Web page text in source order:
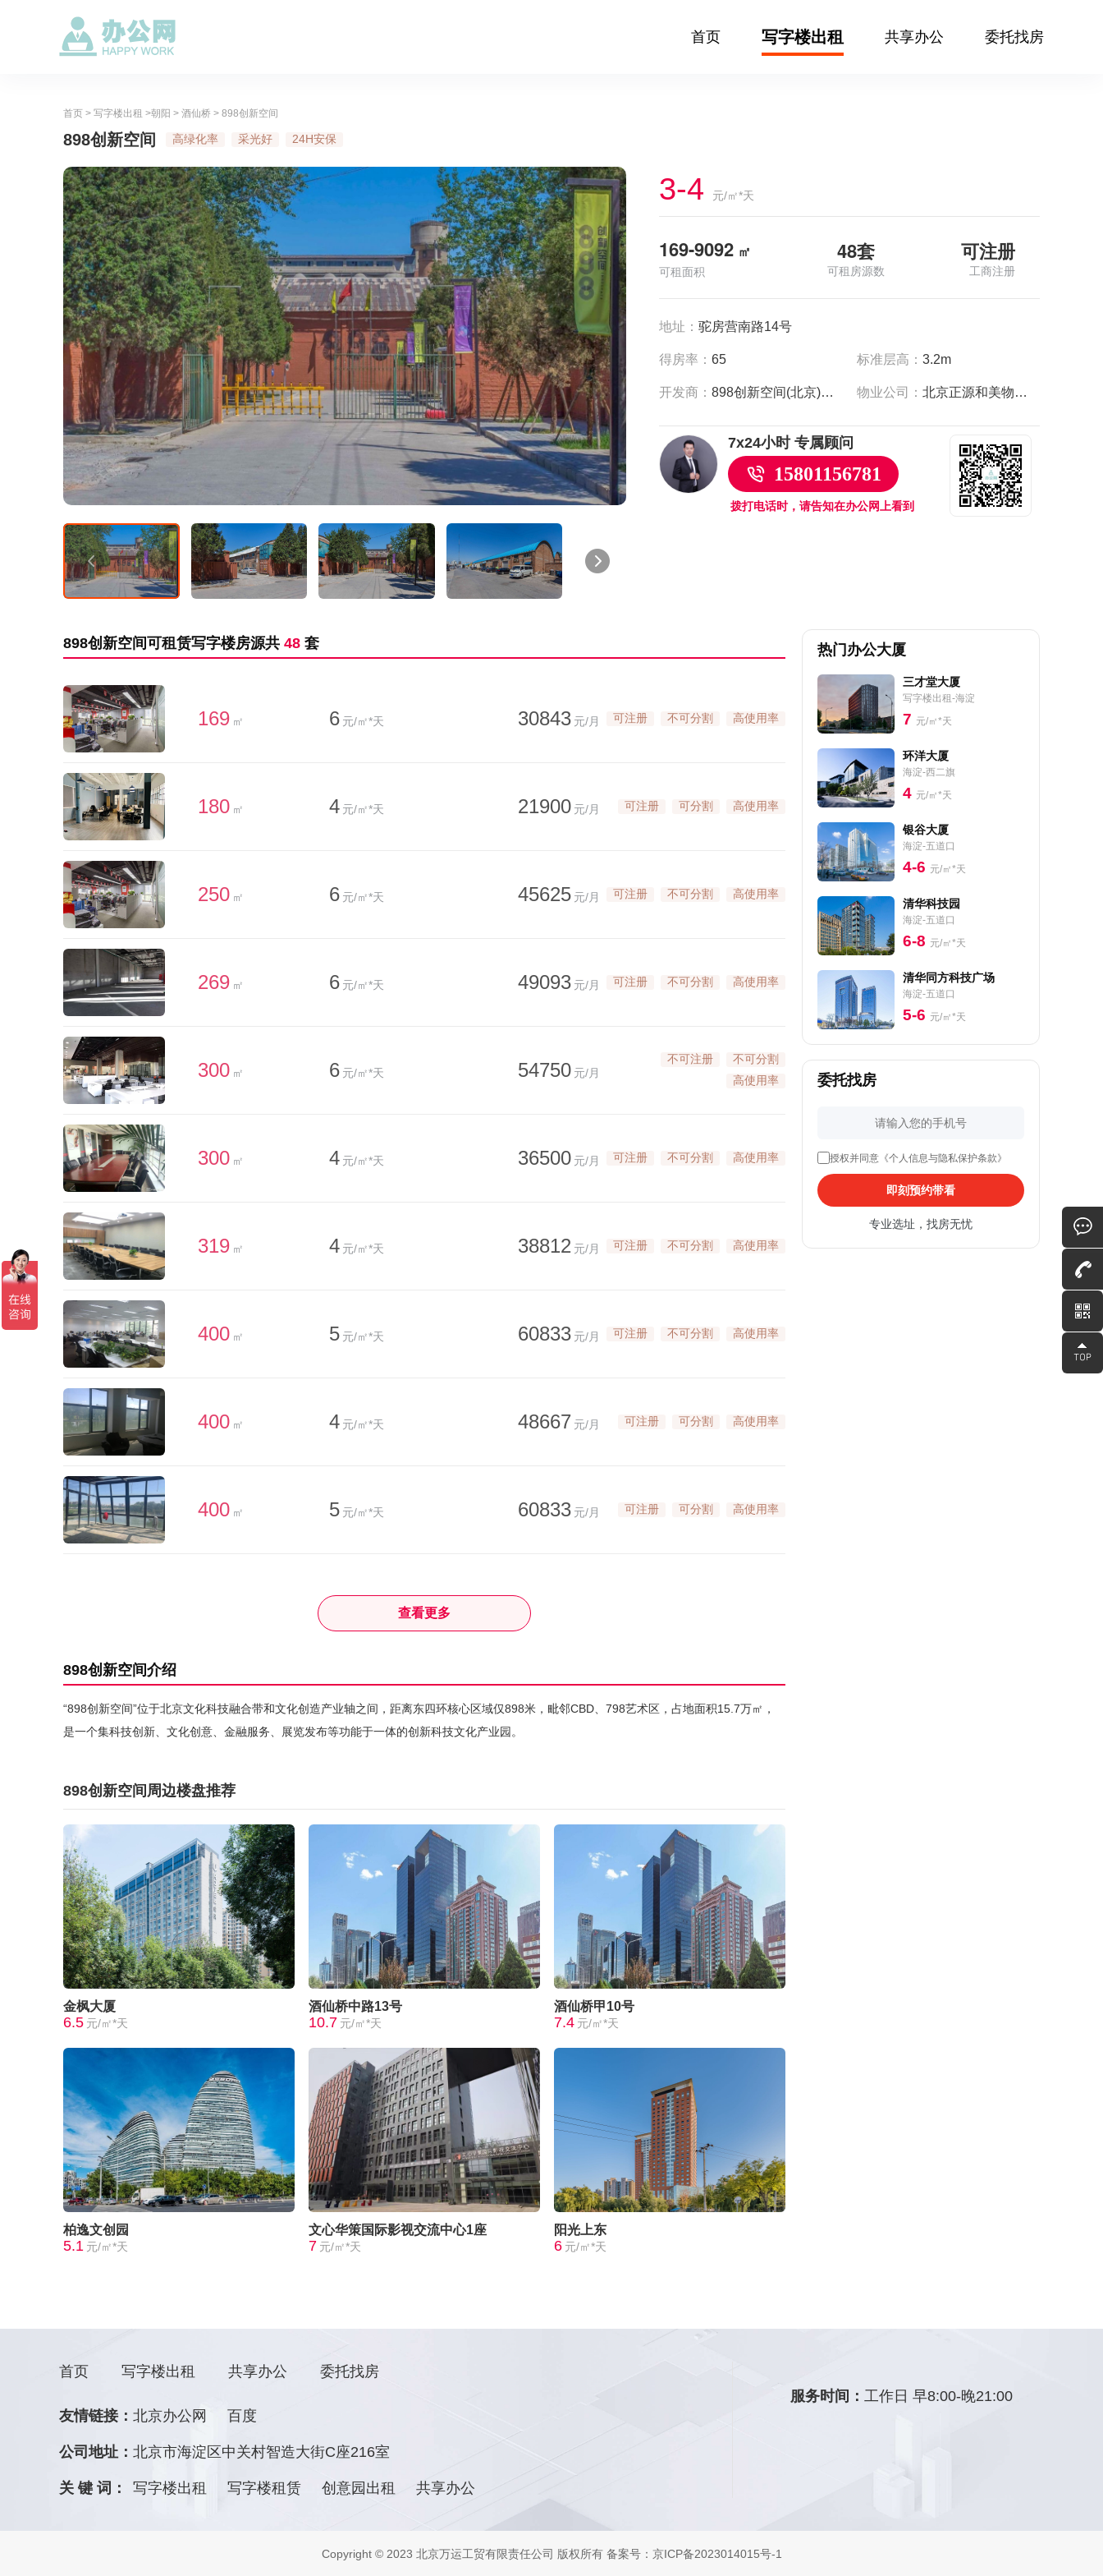
首页 写字楼出租 共享办公 委托找房
首页 > 写字楼出租 >朝阳 > 酒仙桥 > 898创新空间
898创新空间 高绿化率 采光好 24H安保
3-4 元/㎡*天
169-9092 ㎡
可租面积
48套
可租房源数
可注册
工商注册
地址： 驼房营南路14号
得房率： 65 标准层高：3.2m
开发商： 898创新空间(北京)科技有限公司 物业公司： 北京正源和美物业服务有限公司
7x24小时 专属顾问
15801156781
拨打电话时，请告知在办公网上看到
898创新空间可租赁写字楼房源共 48 套
169 ㎡ 6 元/㎡*天 30843 元/月 可注册 不可分割 高使用率
180 ㎡ 4 元/㎡*天 21900 元/月 可注册 可分割 高使用率
250 ㎡ 6 元/㎡*天 45625 元/月 可注册 不可分割 高使用率
269 ㎡ 6 元/㎡*天 49093 元/月 可注册 不可分割 高使用率
300 ㎡ 6 元/㎡*天 54750 元/月
不可注册
不可分割
高使用率
300 ㎡ 4 元/㎡*天 36500 元/月 可注册 不可分割 高使用率
319 ㎡ 4 元/㎡*天 38812 元/月 可注册 不可分割 高使用率
400 ㎡ 5 元/㎡*天 60833 元/月 可注册 不可分割 高使用率
400 ㎡ 4 元/㎡*天 48667 元/月 可注册 可分割 高使用率
400 ㎡ 5 元/㎡*天 60833 元/月 可注册 可分割 高使用率
查看更多
898创新空间介绍
“898创新空间”位于北京文化科技融合带和文化创造产业轴之间，距离东四环核心区域仅898米，毗邻CBD、798艺术区，占地面积15.7万㎡，
是一个集科技创新、文化创意、金融服务、展览发布等功能于一体的创新科技文化产业园。
898创新空间周边楼盘推荐
金枫大厦
6.5 元/㎡*天
酒仙桥中路13号
10.7 元/㎡*天
酒仙桥甲10号
7.4 元/㎡*天
柏逸文创园
5.1 元/㎡*天
文心华策国际影视交流中心1座
7 元/㎡*天
阳光上东
6 元/㎡*天
热门办公大厦
三才堂大厦
写字楼出租-海淀
7 元/㎡*天
环洋大厦
海淀-西二旗
4 元/㎡*天
银谷大厦
海淀-五道口
4-6 元/㎡*天
清华科技园
海淀-五道口
6-8 元/㎡*天
清华同方科技广场
海淀-五道口
5-6 元/㎡*天
委托找房
授权并同意《个人信息与隐私保护条款》
即刻预约带看
专业选址，找房无忧
首页 写字楼出租 共享办公 委托找房
友情链接： 北京办公网 百度
公司地址： 北京市海淀区中关村智造大街C座216室
关 键 词： 写字楼出租 写字楼租赁 创意园出租 共享办公
服务时间：工作日 早8:00-晚21:00
Copyright © 2023 北京万运工贸有限责任公司 版权所有 备案号：京ICP备2023014015号-1